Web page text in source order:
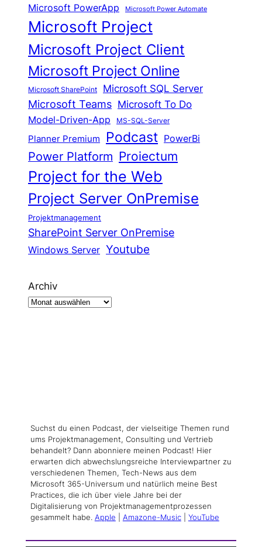
Microsoft PowerApp Microsoft Power Automate
Microsoft Project
Microsoft Project Client
Microsoft Project Online
Microsoft SharePoint Microsoft SQL Server
Microsoft Teams Microsoft To Do
Model-Driven-App MS-SQL-Server
Planner Premium Podcast PowerBi
Power Platform Proiectum
Project for the Web
Project Server OnPremise
Projektmanagement
SharePoint Server OnPremise
Windows Server Youtube
Archiv
Suchst du einen Podcast, der vielseitige Themen rund
ums Projektmanagement, Consulting und Vertrieb
behandelt? Dann abonniere meinen Podcast! Hier
erwarten dich abwechslungsreiche Interviewpartner zu
verschiedenen Themen, Tech-News aus dem
Microsoft 365-Universum und natürlich meine Best
Practices, die ich über viele Jahre bei der
Digitalisierung von Projektmanagementprozessen
gesammelt habe. Apple Amazone-Music| YouTube